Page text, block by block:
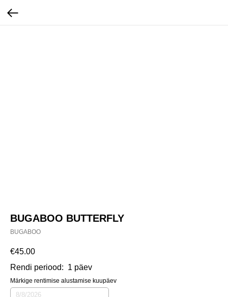
BUGABOO BUTTERFLY
BUGABOO
€45.00
Rendi periood: 1 päev
Märkige rentimise alustamise kuupäev